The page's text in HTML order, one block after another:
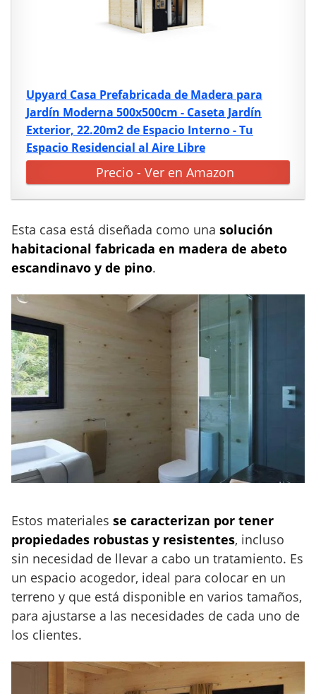
Upyard Casa Prefabricada de Madera para
Jardín Moderna 500x500cm - Caseta Jardín
Exterior, 22.20m2 de Espacio Interno - Tu
Espacio Residencial al Aire Libre
Precio - Ver en Amazon
Esta casa está diseñada como una solución
habitacional fabricada en madera de abeto
escandinavo y de pino.
Estos materiales se caracterizan por tener
propiedades robustas y resistentes, incluso
sin necesidad de llevar a cabo un tratamiento. Es
un espacio acogedor, ideal para colocar en un
terreno y que está disponible en varios tamaños,
para ajustarse a las necesidades de cada uno de
los clientes.